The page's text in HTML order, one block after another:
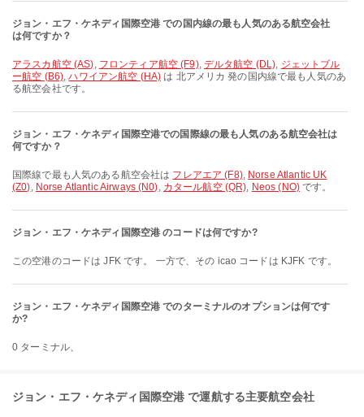
ジョン・エフ・ケネディ国際空港 での国内線の最も人気のある航空会社
は何ですか？
アラスカ航空 (AS), フロンティア航空 (F9), デルタ航空 (DL), ジェットブル
ー航空 (B6),ハワイアン航空 (HA) は 北アメリカ 発の国内線で最も人気のあ
る航空会社です。
ジョン・エフ・ケネディ国際空港での国際線の最も人気のある航空会社は
何ですか？
国際線で最も人気のある航空会社は フレアエア (F8), Norse Atlantic UK
(Z0), Norse Atlantic Airways (N0), カタール航空 (QR), Neos (NO) です。
ジョン・エフ・ケネディ国際空港 のコードは何ですか?
この空港のコードは JFK です。 一方で、その icao コードは KJFK です。
ジョン・エフ・ケネディ国際空港 でのターミナルのオプションは何です
か?
0 ターミナル、
ジョン・エフ・ケネディ国際空港 で運航する主要航空会社